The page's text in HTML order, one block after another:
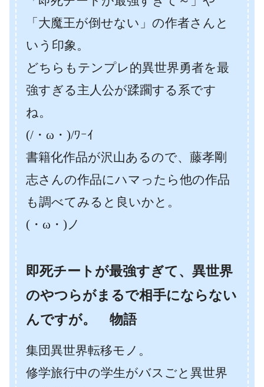
「大魔王が倒せない」の作者さんと
いう印象。
どちらもテンプレ的異世界勇者を最
強すぎる主人公が蹂躙する系です
ね。
(/・ω・)/ﾜｰｲ
書籍化作品が沢山あるので、藤孝剛
志さんの作品にハマったら他の作品
も調べてみると良いかと。
(・ω・)ノ
即死チートが最強すぎて、異世界
のやつらがまるで相手にならない
んですが。 物語
集団異世界転移モノ。
修学旅行中の学生がバスごと異世界